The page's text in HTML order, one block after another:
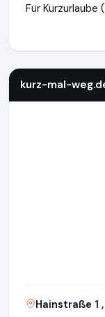
Für
kurz-mal-
Hainstraße 1